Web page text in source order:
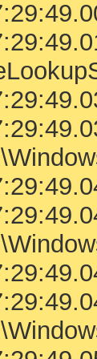
==========
=
"" =
=
"" =